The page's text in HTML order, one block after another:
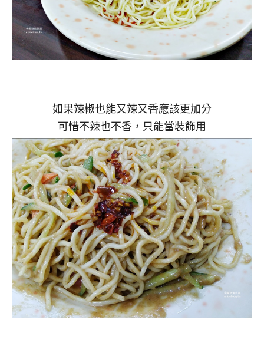
如果辣椒也能又辣又香應該更加分
可惜不辣也不香，只能當裝飾用